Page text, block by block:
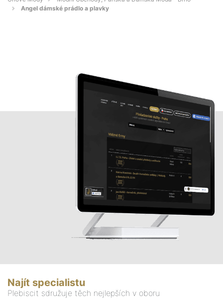
Angel dámské prádlo a plavky
Najít specialistu
Plebiscit sdružuje těch nejlepších v oboru